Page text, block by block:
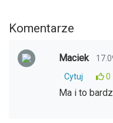
Komentarze
Maciek
Cytuj
0
Ma i to